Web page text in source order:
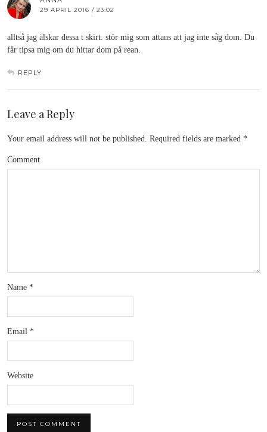
29 APRIL 2016 / 23:02
alltså jag älskar dessa t skirt. stör mig som attans att jag inte såg dom. Du
får tipsa mig om du hittar dom på rean.
REPLY
Leave a Reply
Your email address will not be published. Required fields are marked *
Comment
Name *
Email *
Website